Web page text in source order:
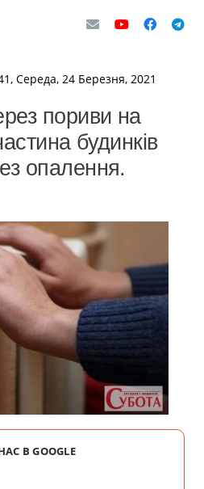
Середа, 24 Березня, 2021
пориви на
будинків
опалення.
В GOOGLE